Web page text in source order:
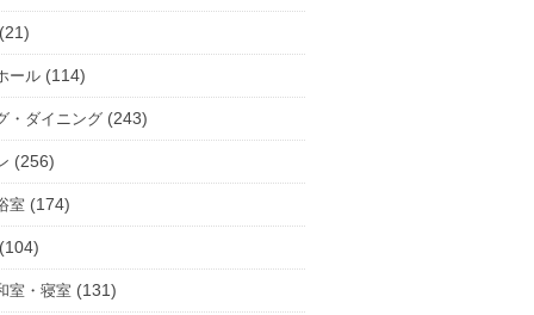
ール (114)
・ダイニング (243)
(256)
室 (174)
室・寝室 (131)